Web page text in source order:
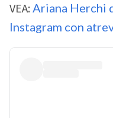
VEA: Ariana Herchi
Instagram con